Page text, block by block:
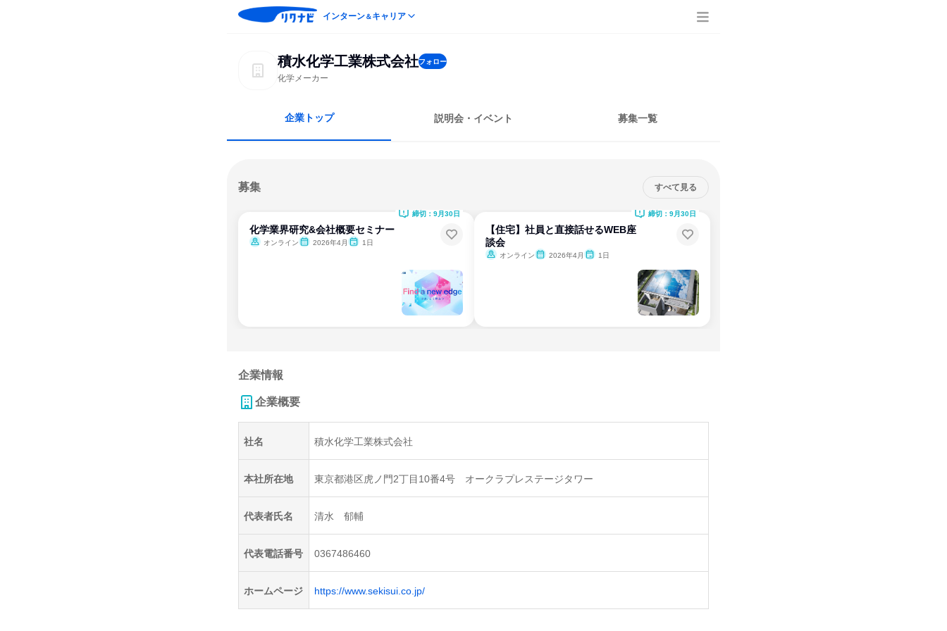
インターン＆キャリア
積水化学工業株式会社フォロー
化学メーカー
企業トップ 説明会・イベント 募集一覧
募集 すべて見る
化学業界研究&会社概要セミナー
オンライン 2026年4月 1日
締切：9月30日
【住宅】社員と直接話せるWEB座
談会
オンライン 2026年4月 1日
締切：9月30日
企業情報
企業概要
社名 積水化学工業株式会社
本社所在地 東京都港区虎ノ門2丁目10番4号 オークラプレステージタワー
代表者氏名 清水 郁輔
代表電話番号 0367486460
ホームページ https://www.sekisui.co.jp/